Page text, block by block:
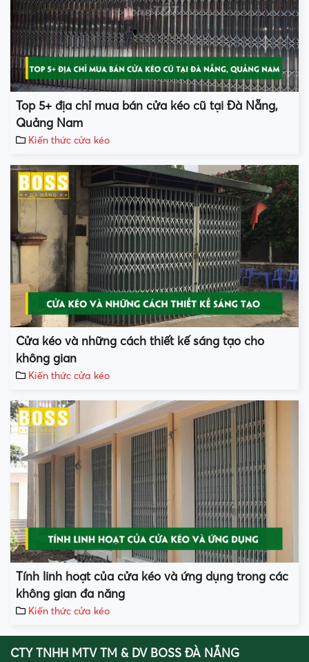
Top 5+ địa chỉ mua bán cửa kéo cũ tại Đà Nẵng,
Quảng Nam
Kiến thức cửa kéo
Cửa kéo và những cách thiết kế sáng tạo cho
không gian
Kiến thức cửa kéo
Tính linh hoạt của cửa kéo và ứng dụng trong các
không gian đa năng
Kiến thức cửa kéo
CTY TNHH MTV TM & DV BOSS ĐÀ NẴNG